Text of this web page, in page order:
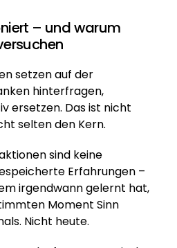
– und warum
setzen auf der
hinterfragen,
ersetzen. Das ist nicht
selten den Kern.
sind keine
irgendwann gelernt hat,
Moment Sinn
Nicht heute.